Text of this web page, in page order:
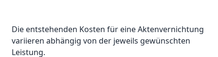
Die entstehenden Kosten für eine Aktenvernichtung
variieren abhängig von der jeweils gewünschten
Leistung.